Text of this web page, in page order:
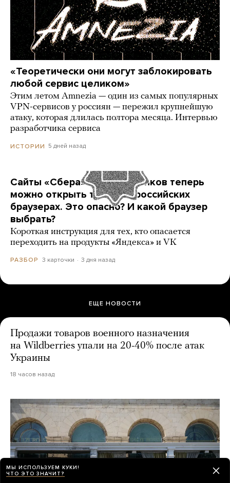
«Теоретически они могут заблокировать
любой сервис целиком»
Этим летом Amnezia — один из самых популярных
VPN-сервисов у россиян — пережил крупнейшую
атаку, которая длилась полтора месяца. Интервью
разработчика сервиса
ИСТОРИИ 5 дней назад
Сайты «Сбера» и других банков теперь
можно открыть только в российских
браузерах. Это опасно? И какой браузер
выбрать?
Короткая инструкция для тех, кто опасается
переходить на продукты «Яндекса» и VK
РАЗБОР 3 карточки 3 дня назад
ЕЩЕ НОВОСТИ
Продажи товаров военного назначения
на Wildberries упали на 20-40% после атак
Украины
18 часов назад
МЫ ИСПОЛЬЗУЕМ КУКИ!
ЧТО ЭТО ЗНАЧИТ?